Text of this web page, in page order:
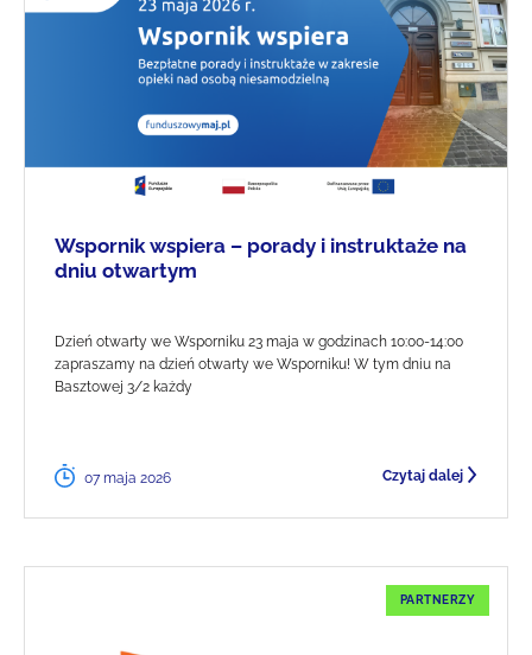
Wspornik wspiera – porady i instruktaże na
dniu otwartym
Dzień otwarty we Wsporniku 23 maja w godzinach 10:00-14:00
zapraszamy na dzień otwarty we Wsporniku! W tym dniu na
Basztowej 3/2 każdy
07 maja 2026 Czytaj dalej
PARTNERZY